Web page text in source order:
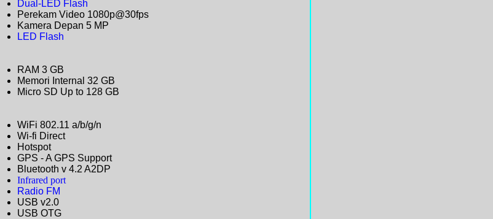
Dual-LED Flash
Perekam Video 1080p@30fps
Kamera Depan 5 MP
LED Flash
RAM 3 GB
Memori Internal 32 GB
Micro SD Up to 128 GB
WiFi 802.11 a/b/g/n
Wi-fi Direct
Hotspot
GPS - A GPS Support
Bluetooth v 4.2 A2DP
Infrared port
Radio FM
USB v2.0
USB OTG